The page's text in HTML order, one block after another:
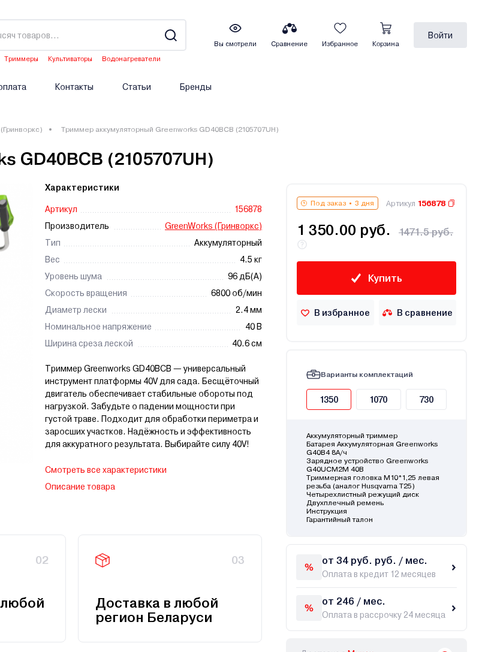
Триммеры Культиваторы
Водонагреватели
Вы смотрели Сравнение Избранное Корзина
Войти
Контакты Статьи Бренды
Триммер аккумуляторный Greenworks GD40BCB (2105707UH)
GD40BCB (2105707UH)
Характеристики
Артикул
156878
Производитель
GreenWorks (Гринворкс)
Тип
Аккумуляторный
Вес
4.5 кг
Уровень шума
96 дБ(А)
Скорость вращения
6800 об/мин
Диаметр лески
2.4 мм
Номинальное напряжение
40 В
Ширина среза леской
40.6 см
Триммер Greenworks GD40BCB — универсальный
инструмент платформы 40V для сада. Бесщёточный
двигатель обеспечивает стабильные обороты под
нагрузкой. Забудьте о падении мощности при
густой траве. Подходит для обработки периметра и
заросших участков. Надёжность и эффективность
для аккуратного результата. Выбирайте силу 40V!
Смотреть все характеристики
Описание товара
02 03
Доставка в любой
регион Беларуси
Под заказ 3 дня Артикул 156878
1 350.00 руб. 1471.5 руб.
Купить
В избранное В сравнение
Варианты комплектаций
1350 1070 730
Аккумуляторный триммер
Батарея Аккумуляторная Greenworks
G40B4 8А/ч
Зарядное устройство Greenworks
G40UCM2M 40В
Триммерная головка М10*1,25 левая
резьба (аналог Husqvarna T25)
Четырехлистный режущий диск
Двухплечный ремень
Инструкция
Гарантийный талон
от 34 руб. руб. / мес.
Оплата в кредит 12 месяцев
от 246 / мес.
Оплата в рассрочку 24 месяца